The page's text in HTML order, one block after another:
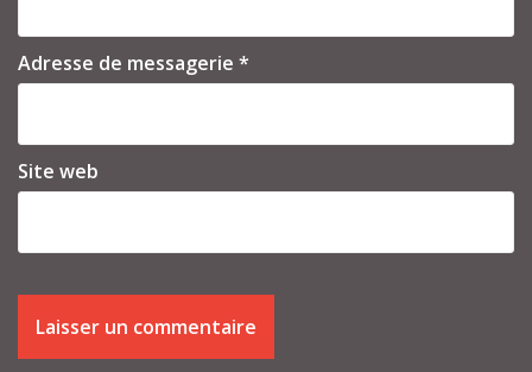
Adresse de messagerie *
Site web